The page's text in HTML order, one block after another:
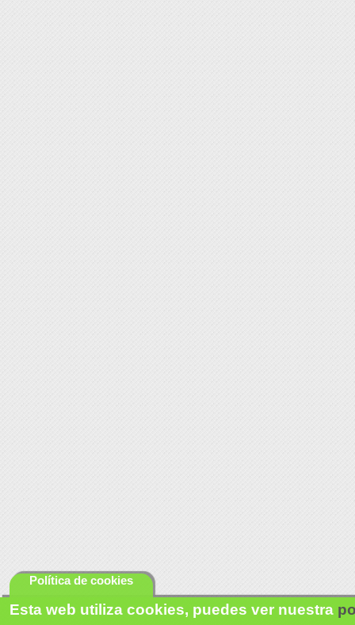
Esta web utiliza cookies, puedes ver nuestra
Política de cookies